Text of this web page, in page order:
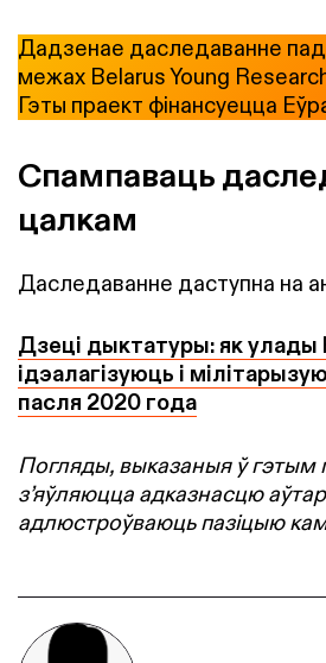
Дадзенае даследаванне
межах Belarus Young
Гэты праект фінансуецца
Спампаваць
цалкам
Даследаванне даступна на
Дзеці дыктатуры: як улады
ідэалагізуюць і
пасля 2020 года
Погляды, выказаныя ў гэтым
з’яўляюцца адказнасцю
адлюстроўваюць пазіцыю